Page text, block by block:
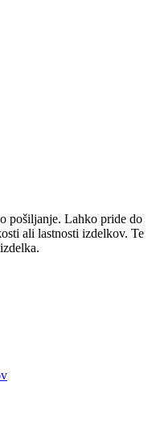
pošiljanje. Lahko pride do
ali lastnosti izdelkov. Te